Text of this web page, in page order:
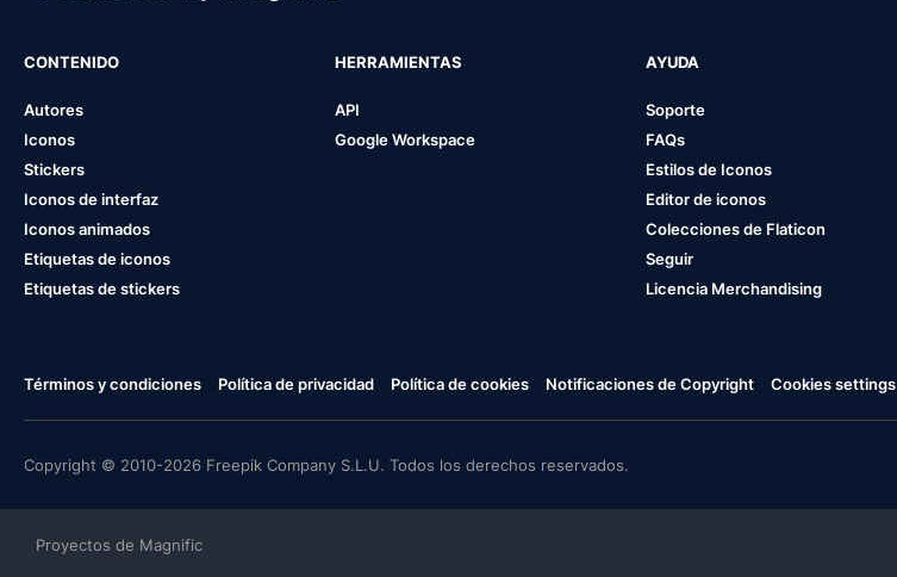
CONTENIDO
Autores
Iconos
Stickers
Iconos de interfaz
Iconos animados
Etiquetas de iconos
Etiquetas de stickers
HERRAMIENTAS
API
Google Workspace
AYUDA
Soporte
FAQs
Estilos de Iconos
Editor de iconos
Colecciones de Flaticon
Seguir
Licencia Merchandising
Términos y condiciones Política de privacidad Política de cookies Notificaciones de Copyright Cookies settings
Copyright © 2010-2026 Freepik Company S.L.U. Todos los derechos reservados.
Proyectos de Magnific